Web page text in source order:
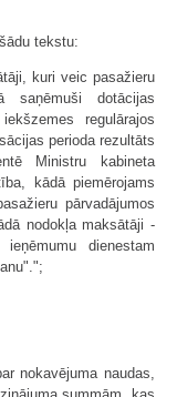
tekstu:
kuri veic pasažieru
saņēmuši dotācijas
regulārajos
perioda rezultāts
Ministru kabineta
kādā piemērojams
pārvadājumos
nodokļa maksātāji -
dienestam
nokavējuma naudas,